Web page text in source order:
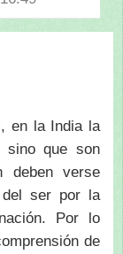
en la India la
sino que son
deben verse
del ser por la
Por lo
de